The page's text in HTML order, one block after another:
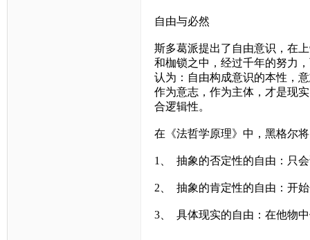
自由与必然
斯多葛派提出了自由意识，在
和枷锁之中，经过千年的努力
认为：自由构成意识的本性，
作为意志，作为主体，才是现
合逻辑性。
在《法哲学原理》中，黑格尔
1、 抽象的否定性的自由：只
2、 抽象的肯定性的自由：开
3、 具体现实的自由：在他物